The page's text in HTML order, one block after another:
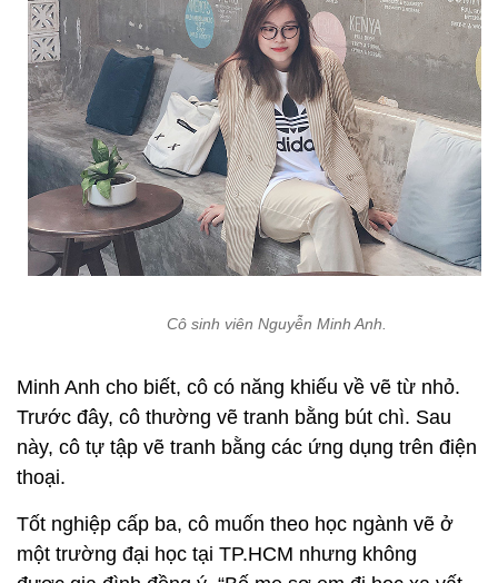
Cô sinh viên Nguyễn Minh Anh.
Minh Anh cho biết, cô có năng khiếu về vẽ từ nhỏ.
Trước đây, cô thường vẽ tranh bằng bút chì. Sau
này, cô tự tập vẽ tranh bằng các ứng dụng trên điện
thoại.
Tốt nghiệp cấp ba, cô muốn theo học ngành vẽ ở
một trường đại học tại TP.HCM nhưng không